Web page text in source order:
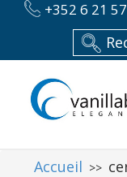
+352 6 21
Accueil >>